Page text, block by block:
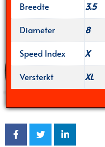
Breedte
3.5
Diameter
8
Speed Index
X
Versterkt
XL